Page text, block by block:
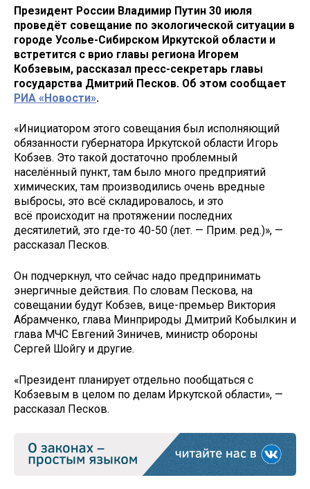
Президент России Владимир Путин 30 июля
проведёт совещание по экологической ситуации в
городе Усолье-Сибирском Иркутской области и
встретится с врио главы региона Игорем
Кобзевым, рассказал пресс-секретарь главы
государства Дмитрий Песков. Об этом сообщает
РИА «Новости».
«Инициатором этого совещания был исполняющий
обязанности губернатора Иркутской области Игорь
Кобзев. Это такой достаточно проблемный
населённый пункт, там было много предприятий
химических, там производились очень вредные
выбросы, это всё складировалось, и это
всё происходит на протяжении последних
десятилетий, это где-то 40-50 (лет. — Прим. ред.)», —
рассказал Песков.
Он подчеркнул, что сейчас надо предпринимать
энергичные действия. По словам Пескова, на
совещании будут Кобзев, вице-премьер Виктория
Абрамченко, глава Минприроды Дмитрий Кобылкин и
глава МЧС Евгений Зиничев, министр обороны
Сергей Шойгу и другие.
«Президент планирует отдельно пообщаться с
Кобзевым в целом по делам Иркутской области», —
рассказал Песков.